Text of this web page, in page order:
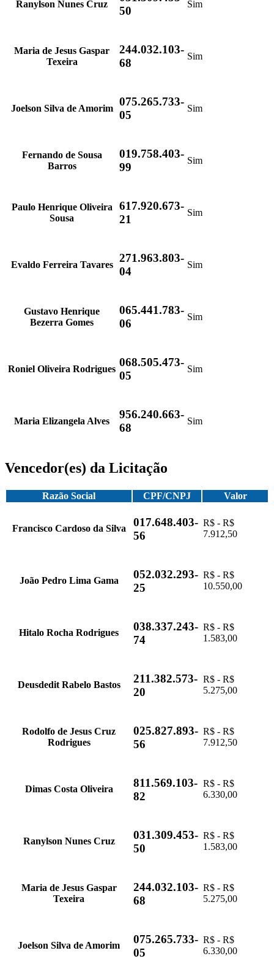
Ranylson Nunes Cruz
50
Sim
Maria de Jesus Gaspar
Texeira
244.032.103-
68
Sim
Joelson Silva de Amorim
075.265.733-
05
Sim
Fernando de Sousa
Barros
019.758.403-
99
Sim
Paulo Henrique Oliveira
Sousa
617.920.673-
21
Sim
Evaldo Ferreira Tavares
271.963.803-
04
Sim
Gustavo Henrique
Bezerra Gomes
065.441.783-
06
Sim
Roniel Oliveira Rodrigues 068.505.473-
05
Sim
Maria Elizangela Alves
956.240.663-
68
Sim
Vencedor(es) da Licitação
Razão Social CPF/CNPJ Valor
Francisco Cardoso da Silva
017.648.403-
56
R$ - R$
7.912,50
João Pedro Lima Gama
052.032.293-
25
R$ - R$
10.550,00
Hitalo Rocha Rodrigues
038.337.243-
74
R$ - R$
1.583,00
Deusdedit Rabelo Bastos
211.382.573-
20
R$ - R$
5.275,00
Rodolfo de Jesus Cruz
Rodrigues
025.827.893-
56
R$ - R$
7.912,50
Dimas Costa Oliveira
811.569.103-
82
R$ - R$
6.330,00
Ranylson Nunes Cruz
031.309.453-
50
R$ - R$
1.583,00
Maria de Jesus Gaspar
Texeira
244.032.103-
68
R$ - R$
5.275,00
Joelson Silva de Amorim
075.265.733-
05
R$ - R$
6.330,00